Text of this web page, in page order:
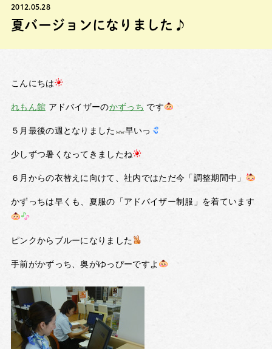
2012.05.28
夏バージョンになりました♪
こんにちは
れもん館 アドバイザーのかずっち です
５月最後の週となりました 早いっ
少しずつ暑くなってきましたね
６月からの衣替えに向けて、社内ではただ今「調整期間中」
かずっちは早くも、夏服の「アドバイザー制服」を着ています
ピンクからブルーになりました
手前がかずっち、奥がゆっぴーですよ